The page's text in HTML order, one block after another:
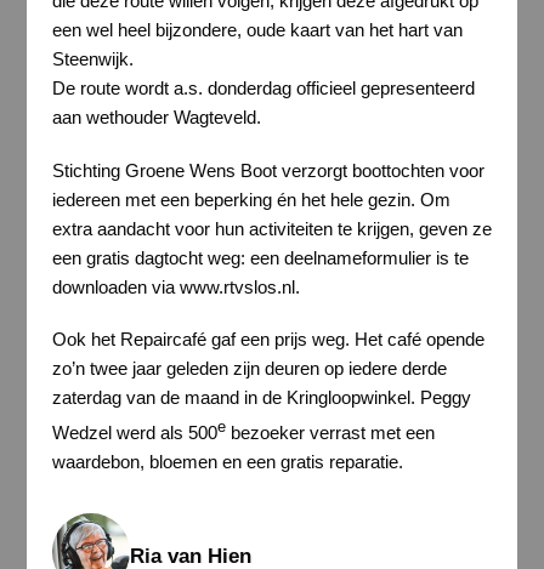
een wel heel bijzondere, oude kaart van het hart van
Steenwijk.
De route wordt a.s. donderdag officieel gepresenteerd
aan wethouder Wagteveld.
Stichting Groene Wens Boot verzorgt boottochten voor
iedereen met een beperking én het hele gezin. Om
extra aandacht voor hun activiteiten te krijgen, geven ze
een gratis dagtocht weg: een deelnameformulier is te
downloaden via www.rtvslos.nl.
Ook het Repaircafé gaf een prijs weg. Het café opende
zo’n twee jaar geleden zijn deuren op iedere derde
zaterdag van de maand in de Kringloopwinkel. Peggy
Wedzel werd als 500ebezoeker verrast met een
waardebon, bloemen en een gratis reparatie.
Ria van Hien